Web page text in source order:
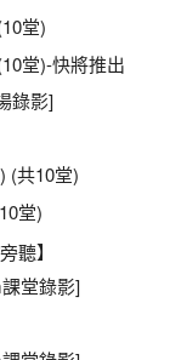
堂)
堂)-快將推出
錄影]
(共10堂)
堂)
聽】
堂錄影]